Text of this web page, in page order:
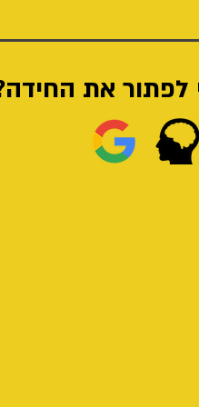
לפתור את